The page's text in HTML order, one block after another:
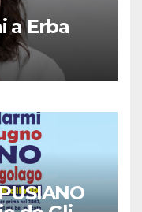
a Erba